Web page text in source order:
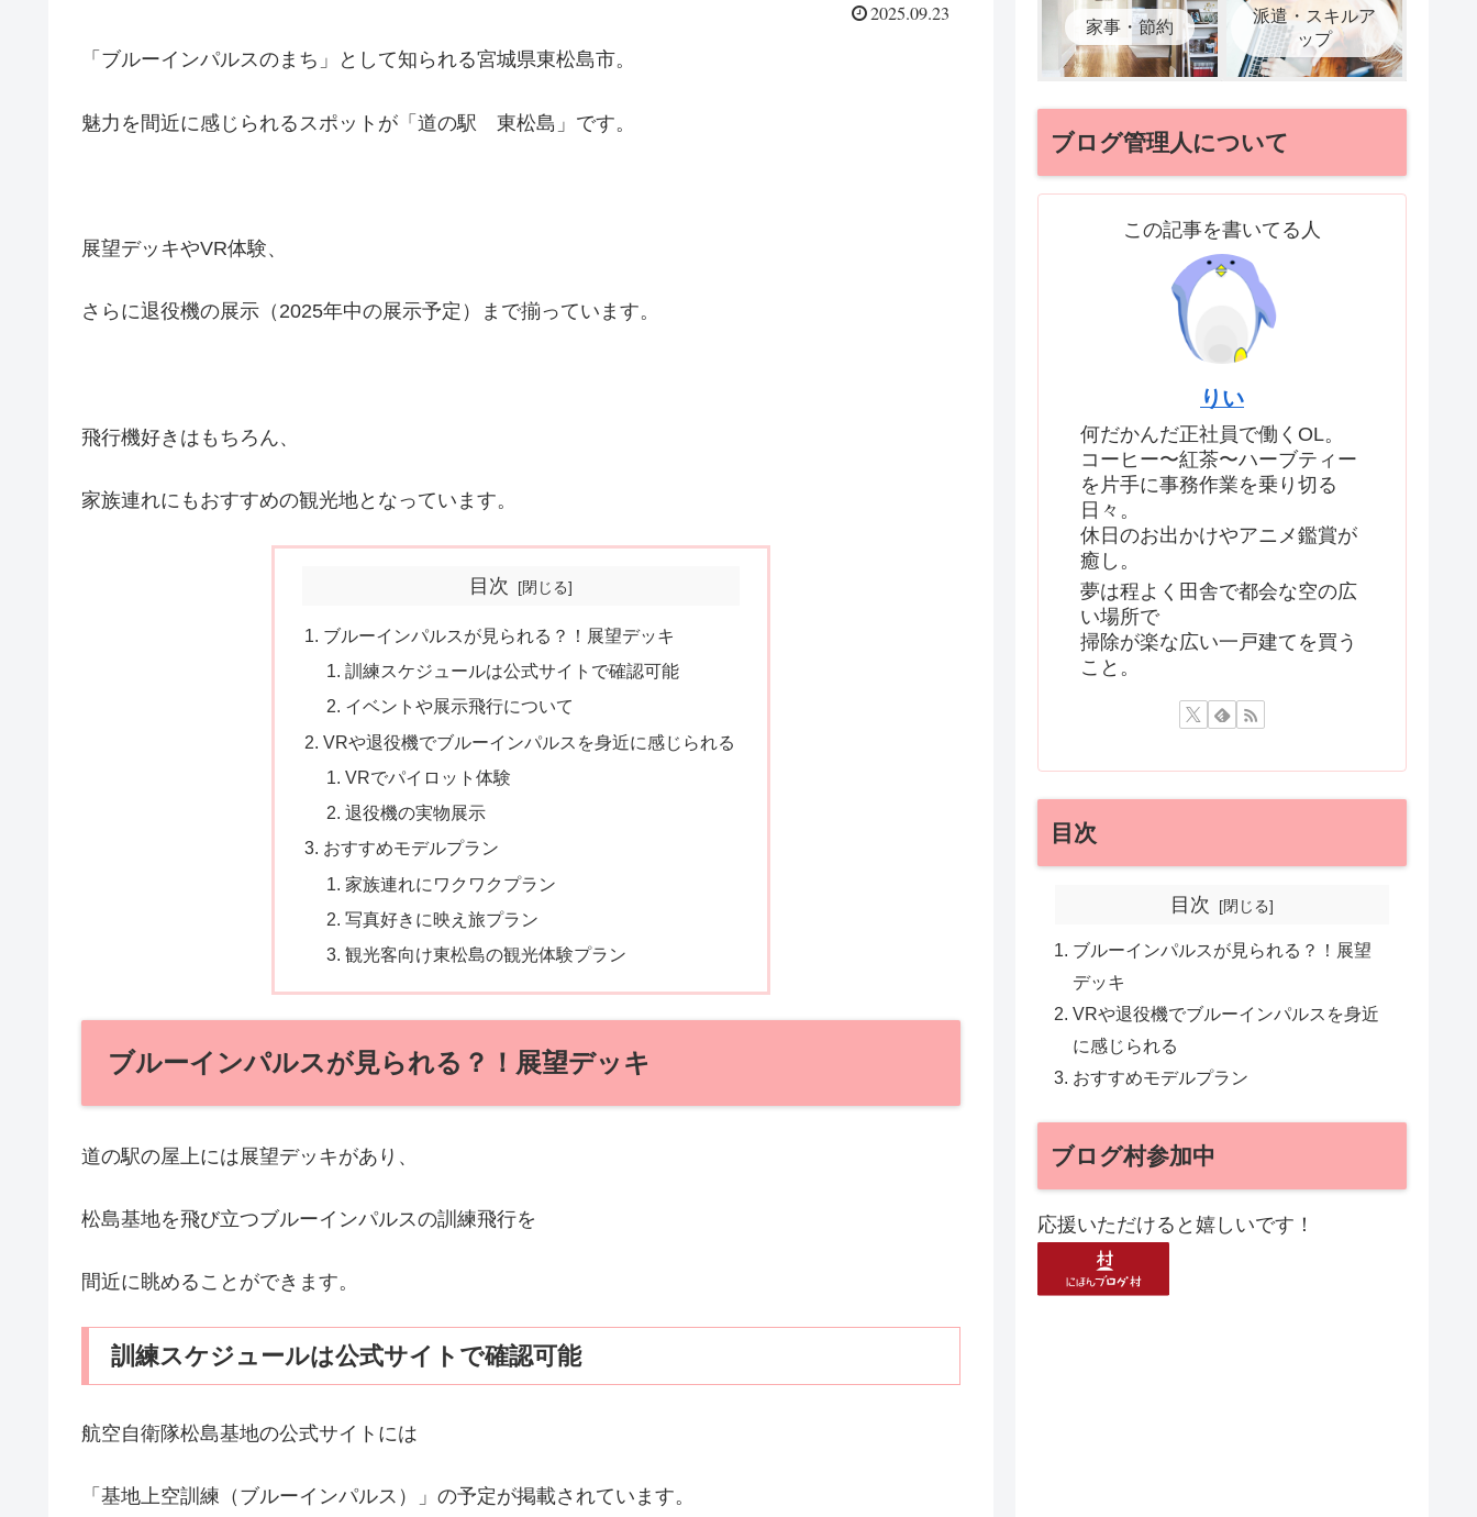
2025.09.23
「ブルーインパルスのまち」として知られる宮城県東松島市。
魅力を間近に感じられるスポットが「道の駅 東松島」です。
展望デッキやVR体験、
さらに退役機の展示（2025年中の展示予定）まで揃っています。
飛行機好きはもちろん、
家族連れにもおすすめの観光地となっています。
目次
ブルーインパルスが見られる？！展望デッキ
訓練スケジュールは公式サイトで確認可能
イベントや展示飛行について
VRや退役機でブルーインパルスを身近に感じられる
VRでパイロット体験
退役機の実物展示
おすすめモデルプラン
家族連れにワクワクプラン
写真好きに映え旅プラン
観光客向け東松島の観光体験プラン
ブルーインパルスが見られる？！展望デッキ
道の駅の屋上には展望デッキがあり、
松島基地を飛び立つブルーインパルスの訓練飛行を
間近に眺めることができます。
訓練スケジュールは公式サイトで確認可能
航空自衛隊松島基地の公式サイトには
「基地上空訓練（ブルーインパルス）」の予定が掲載されています。
家事・節約
派遣・スキルア
ップ
ブログ管理人について
この記事を書いてる人
りい
何だかんだ正社員で働くOL。
コーヒー〜紅茶〜ハーブティー
を片手に事務作業を乗り切る
日々。
休日のお出かけやアニメ鑑賞が
癒し。
夢は程よく田舎で都会な空の広
い場所で
掃除が楽な広い一戸建てを買う
こと。
目次
目次
ブルーインパルスが見られる？！展望
デッキ
VRや退役機でブルーインパルスを身近
に感じられる
おすすめモデルプラン
ブログ村参加中
応援いただけると嬉しいです！